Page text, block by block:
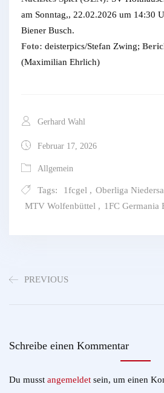
am Sonntag,, 22.02.2026 um 14:30
Biener Busch.
Foto: deisterpics/Stefan Zwing;
(Maximilian Ehrlich)
Gerhard Wahl
Februar 17, 2026
Allgemein
Tags: 1fcgel , Oberliga
MTV Wolfenbüttel , 1FC Germania
PREVIOUS
Schreibe einen Kommentar
Du musst angemeldet sein, um einen